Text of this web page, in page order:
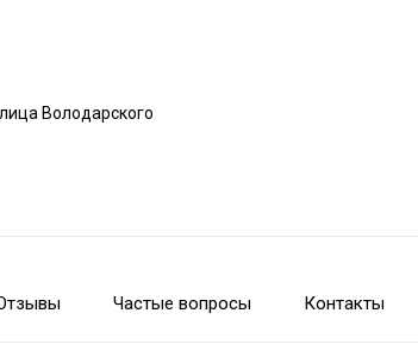
Володарского
Частые вопросы Контакты